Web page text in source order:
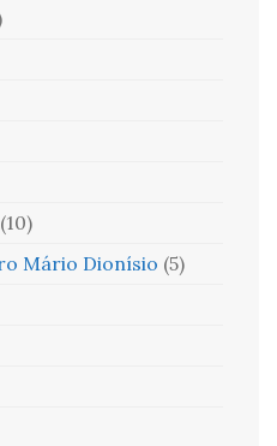
(10)
Mário Dionísio (5)